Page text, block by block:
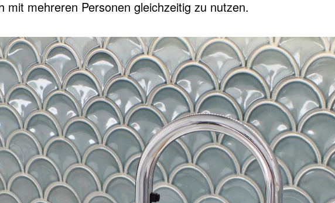
mit mehreren Personen gleichzeitig zu nutzen.